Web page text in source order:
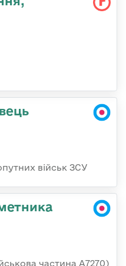
військ ЗСУ
частина А7270)